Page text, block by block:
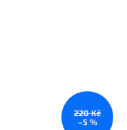
220 Kč
–5 %